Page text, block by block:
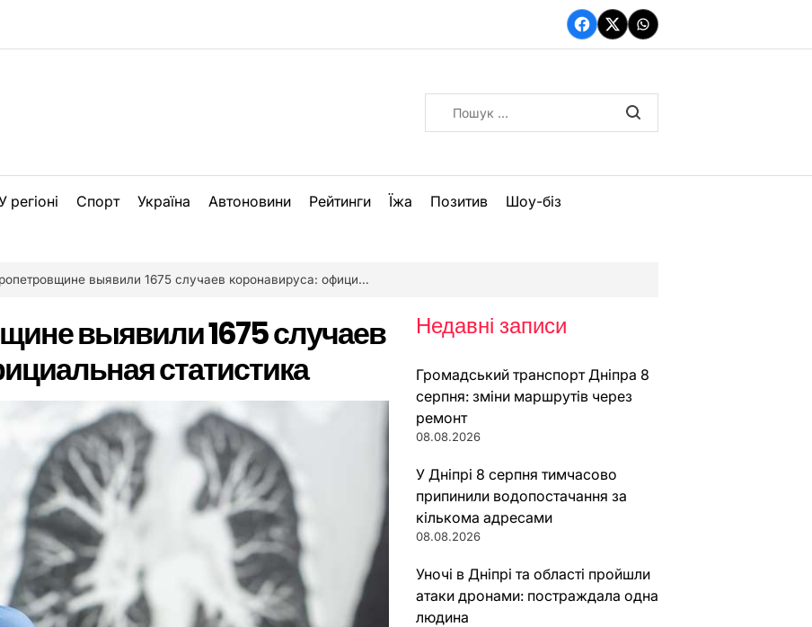
Facebook
TwitterWhatsApp
регіоні Спорт Україна Автоновини Рейтинги Їжа Позитив Шоу-біз
выявили 1675 случаев коронавируса: официальная статистика
выявили 1675 случаев
статистика
Недавні записи
Громадський транспорт Дніпра 8
серпня: зміни маршрутів через
ремонт
08.08.2026
У Дніпрі 8 серпня тимчасово
припинили водопостачання за
кількома адресами
08.08.2026
Уночі в Дніпрі та області пройшли
атаки дронами: постраждала одна
людина